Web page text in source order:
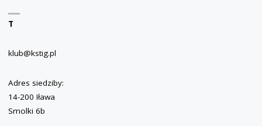
T
klub@kstig.pl
Adres siedziby:
14-200 Iława
Smolki 6b